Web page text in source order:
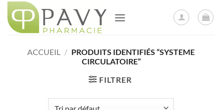
au
contenu
ACCUEIL / PRODUITS IDENTIFIÉS “SYSTEME
CIRCULATOIRE”
FILTRER